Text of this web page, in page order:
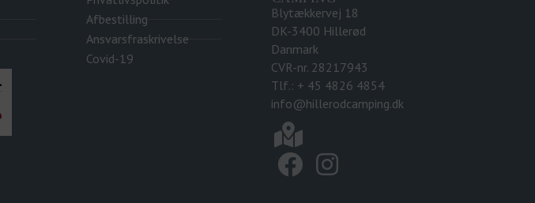
Afbestilling
Ansvarsfraskrivelse
Covid-19
Blytækkervej 18
DK-3400 Hillerød
Danmark
CVR-nr. 28217943
Tlf.: + 45 4826 4854
info@hillerodcamping.dk